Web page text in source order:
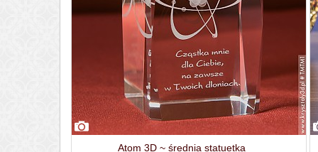
Atom 3D ~ średnia statuetka